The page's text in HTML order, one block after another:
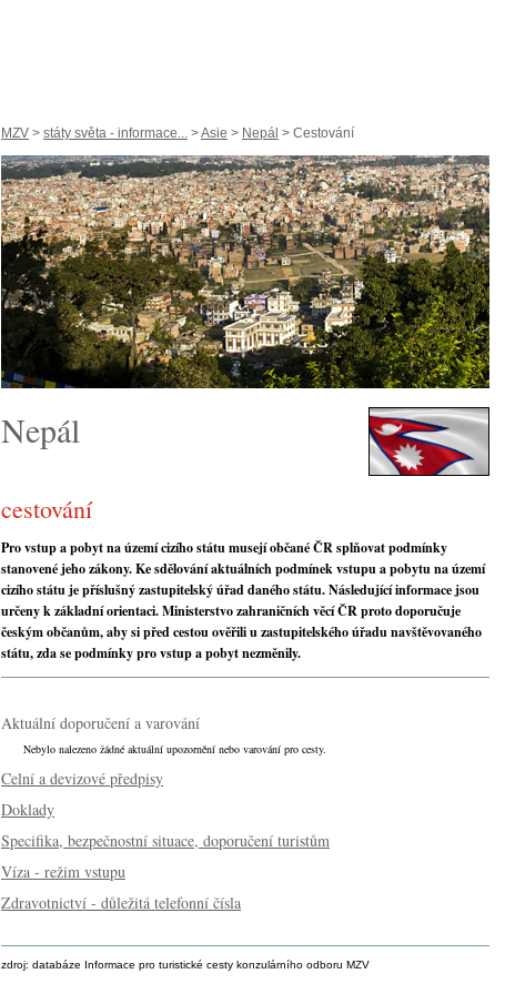
MZV > státy světa - informace... >Asie > Nepál > Cestování
Nepál
cestování
Pro vstup a pobyt na území cizího státu musejí občané ČR splňovat podmínky
stanovené jeho zákony. Ke sdělování aktuálních podmínek vstupu a pobytu na území
cizího státu je příslušný zastupitelský úřad daného státu. Následující informace jsou
určeny k základní orientaci. Ministerstvo zahraničních věcí ČR proto doporučuje
českým občanům, aby si před cestou ověřili u zastupitelského úřadu navštěvovaného
státu, zda se podmínky pro vstup a pobyt nezměnily.
Aktuální doporučení a varování
Nebylo nalezeno žádné aktuální upozornění nebo varování pro cesty.
Celní a devizové předpisy
Doklady
Specifika, bezpečnostní situace, doporučení turistům
Víza - režim vstupu
Zdravotnictví - důležitá telefonní čísla
zdroj: databáze Informace pro turistické cesty konzulárního odboru MZV